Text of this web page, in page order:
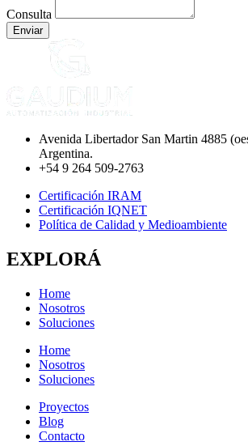
Consulta
Enviar
Avenida Libertador San Martin 4885
Argentina.
+54 9 264 509-2763
Certificación IRAM
Certificación IQNET
Política de Calidad y Medioambiente
EXPLORÁ
Home
Nosotros
Soluciones
Home
Nosotros
Soluciones
Proyectos
Blog
Contacto